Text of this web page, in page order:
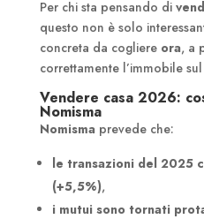
Per chi sta pensando di
questo non è solo
concreta da cogliere ora, a
correttamente l’immobile
Vendere casa 2026:
Nomisma
Nomismaprevede che:
le transazioni del 2025
(+5,5%),
i mutui sono tornati